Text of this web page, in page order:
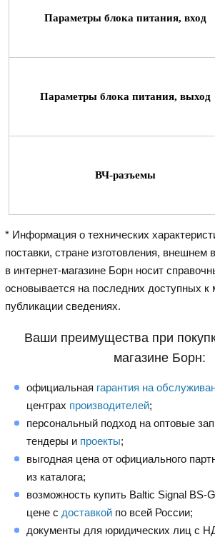
Параметры блока питания, вход
Параметры блока питания, выход
ВЧ-разъемы
* Информация о технических
поставки, стране изготовления, внешнем
в интернет-магазине Борн носит
основывается на последних доступных к
публикации сведениях.
Ваши преимущества при
магазине Борн:
официальная гарантия на
центрах производителей;
персональный подход на оптовые
тендеры и проекты;
выгодная цена от официального
из каталога;
возможность купить Baltic Signal BS-
цене с доставкой по всей России;
документы для юридических лиц с